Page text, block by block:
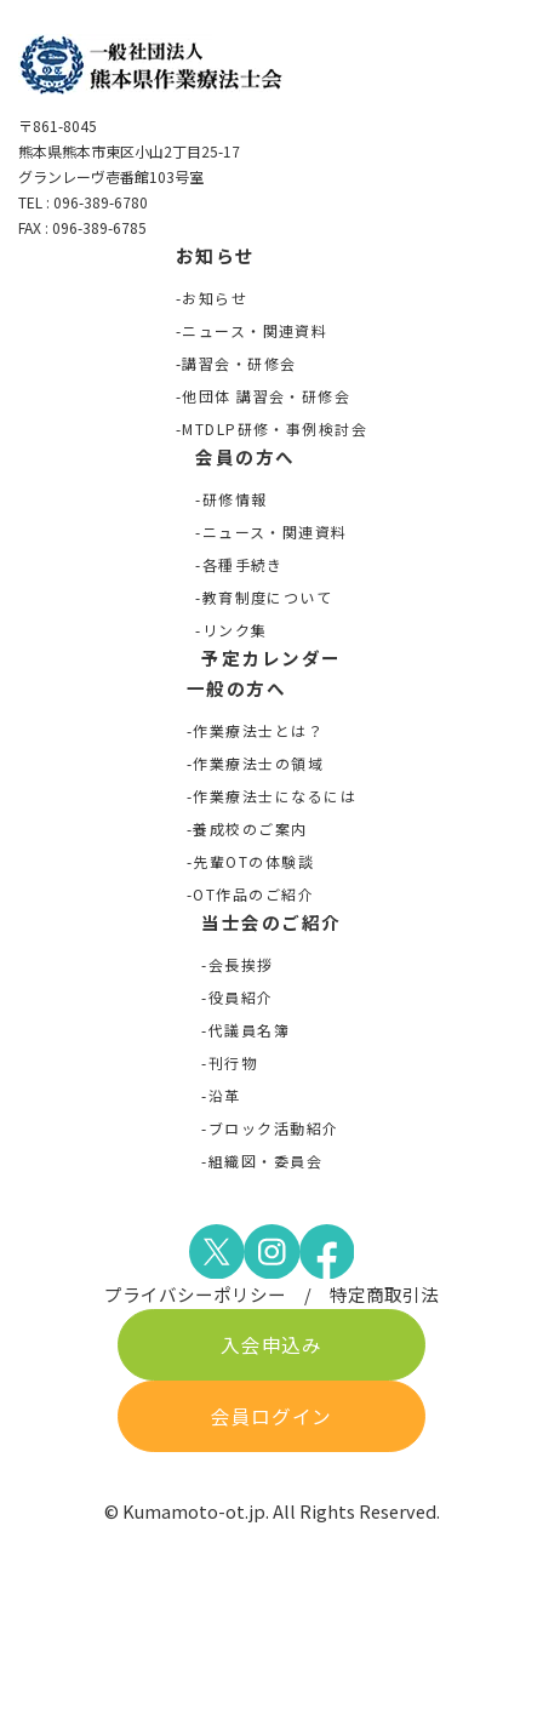
〒861-8045
熊本県熊本市東区小山2丁目25-17
グランレーヴ壱番館103号室
TEL : 096-389-6780
FAX : 096-389-6785
お知らせ
お知らせ
ニュース・関連資料
講習会・研修会
他団体 講習会・研修会
MTDLP研修・事例検討会
会員の方へ
研修情報
ニュース・関連資料
各種手続き
教育制度について
リンク集
予定カレンダー
一般の方へ
作業療法士とは？
作業療法士の領域
作業療法士になるには
養成校のご案内
先輩OTの体験談
OT作品のご紹介
当士会のご紹介
会長挨拶
役員紹介
代議員名簿
刊行物
沿革
ブロック活動紹介
組織図・委員会
プライバシーポリシー 特定商取引法
入会申込み
会員ログイン
© Kumamoto-ot.jp. All Rights Reserved.